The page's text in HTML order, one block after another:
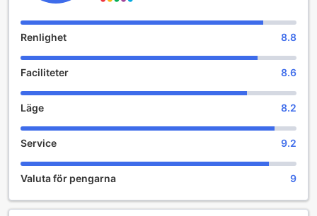
Tack vare mängden av fritidsaktiviteter som erbjuds på det
här privathemmet kommer du att ha massor att göra under
sovrum och 1 badrum (privat) erbjuder har du garanterat
mycket att göra under vistelsen. Ingen semester är
komplett utan ett uppfriskande dopp i poolen.
Renlighet 8.8
Faciliteter 8.6
Läge 8.2
Service 9.2
Valuta för pengarna 9